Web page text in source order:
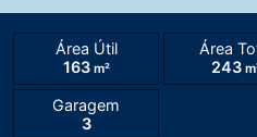
Área Útil
163m²
Área
243
Garagem
3